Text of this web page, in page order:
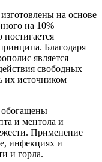
изготовлены на основе
на 10%
постигается
Благодаря
является
свободных
их источником
обогащены
и ментола и
Применение
инфекциях и
и горла.